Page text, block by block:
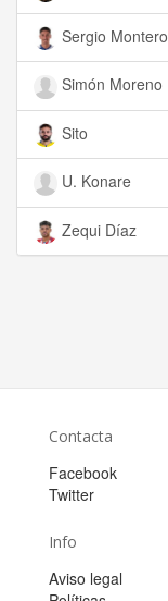
Sergio Montero
Simón Moreno
Sito
U. Konare
Zequi Díaz
Contacta
Facebook
Twitter
Info
Aviso legal